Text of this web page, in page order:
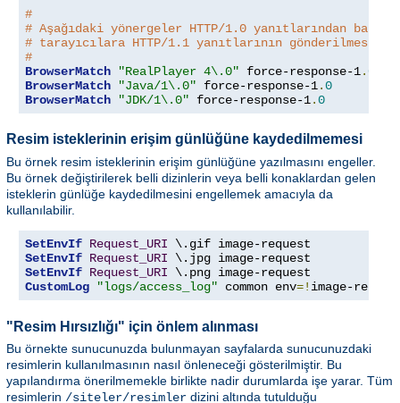
#
# Aşağıdaki yönergeler HTTP/1.0 yanıtlarından
# tarayıcılara HTTP/1.1 yanıtlarının
#
BrowserMatch
"RealPlayer 4\.0" force-response-1.0
BrowserMatch
"Java/1\.0" force-response-1.0
BrowserMatch
"JDK/1\.0" force-response-1.0
Resim isteklerinin erişim günlüğüne kaydedilmemesi
Bu örnek resim isteklerinin erişim günlüğüne yazılmasını engeller.
Bu örnek değiştirilerek belli dizinlerin veya belli konaklardan gelen
isteklerin günlüğe kaydedilmesini engellemek amacıyla da
kullanılabilir.
SetEnvIf Request_URI
SetEnvIf Request_URI
SetEnvIf Request_URI
CustomLog
"logs/access_log" common env=! image-
"Resim Hırsızlığı" için önlem alınması
Bu örnekte sunucunuzda bulunmayan sayfalarda sunucunuzdaki
resimlerin kullanılmasının nasıl önleneceği gösterilmiştir. Bu
yapılandırma önerilmemekle birlikte nadir durumlarda işe yarar. Tüm
resimlerin /siteler/resimler dizini altında tutulduğu